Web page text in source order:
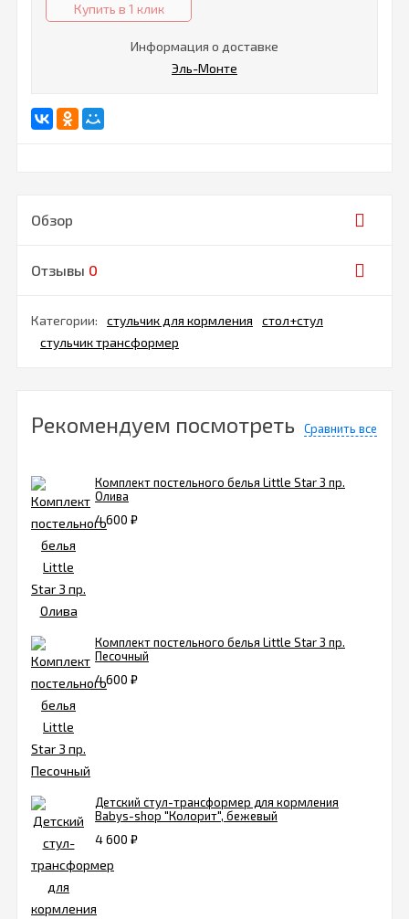
Купить в 1 клик
Информация о доставке
Эль-Монте
Обзор
Отзывы 0
Категории: стульчик для кормления
стол+стул
стульчик трансформер
Рекомендуем посмотреть Сравнить все
Комплект постельного белья Little Star 3 пр.
Олива
4 600 ₽
Комплект постельного белья Little Star 3 пр.
Песочный
4 600 ₽
Детский стул-трансформер для кормления
Babys-shop "Колорит", бежевый
4 600 ₽